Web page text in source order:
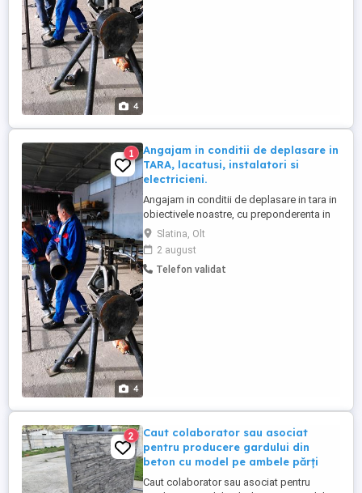
4
4
1
Angajam in conditii de deplasare in
TARA, lacatusi, instalatori si
electricieni.
Angajam in conditii de deplasare in tara in
obiectivele noastre, cu preponderenta in
Bucuresti. - Se asigura cazare, diurna si
decontarea tuturor cheltuielilor, inclusiv
transport. - Cazare de foarte buna calitate,
Pensiuni, Motel, Apartamente de foarte
Slatina, Olt
2 august
Telefon validat
2
Caut colaborator sau asociat
pentru producere gardului din
beton cu model pe ambele părți
Caut colaborator sau asociat pentru